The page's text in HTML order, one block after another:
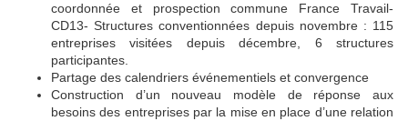
coordonnée et prospection commune France Travail-
CD13- Structures conventionnées depuis novembre : 115
entreprises visitées depuis décembre, 6 structures
participantes.
Partage des calendriers événementiels et convergence
Construction d’un nouveau modèle de réponse aux
besoins des entreprises par la mise en place d’une relation